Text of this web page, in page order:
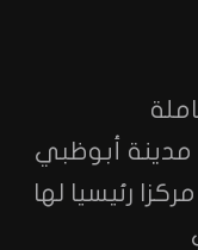
مدينة أبوظبي
رئيسيا لها